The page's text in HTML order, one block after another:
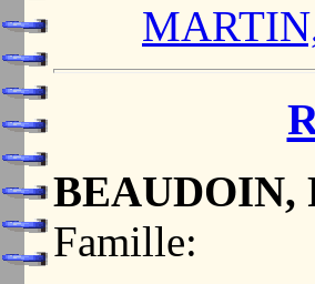
BEAUDOIN,
Famille: